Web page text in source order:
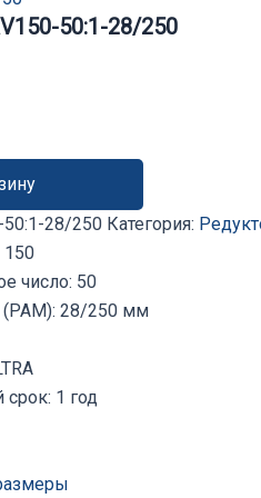
50:1-28/250
50:1-28/250 Категория:
150
число: 50
: 28/250 мм
срок: 1 год